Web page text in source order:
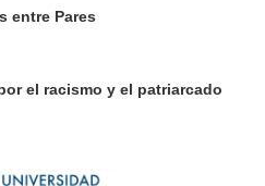
entre Pares
el racismo y el patriarcado